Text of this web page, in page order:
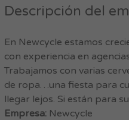
Descripción del
En Newcycle estamos
con experiencia en
Trabajamos con varias
de ropa…una fiesta para
llegar lejos. Si están para
Empresa: Newcycle